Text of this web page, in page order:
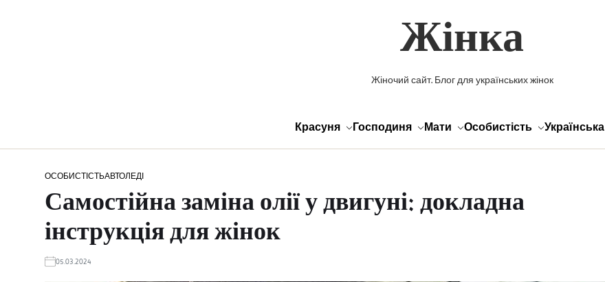
Жінка
Жіночий сайт. Блог для українських жінок
Красуня Господиня Мати Особистість Українська
ОСОБИСТІСТЬАВТОЛЕДІ
Самостійна заміна олії у двигуні: докладна
інструкція для жінок
05.03.2024